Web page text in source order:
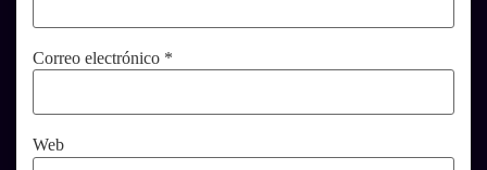
Correo electrónico *
Web